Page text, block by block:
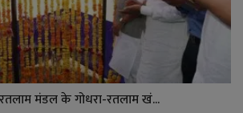
रतलाम मंडल के गोधरा-रतलाम खं...